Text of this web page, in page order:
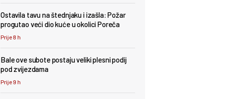
Ostavila tavu na štednjaku i izašla: Požar
progutao veći dio kuće u okolici Poreča
Prije 8 h
Bale ove subote postaju veliki plesni podij
pod zvijezdama
Prije 9 h